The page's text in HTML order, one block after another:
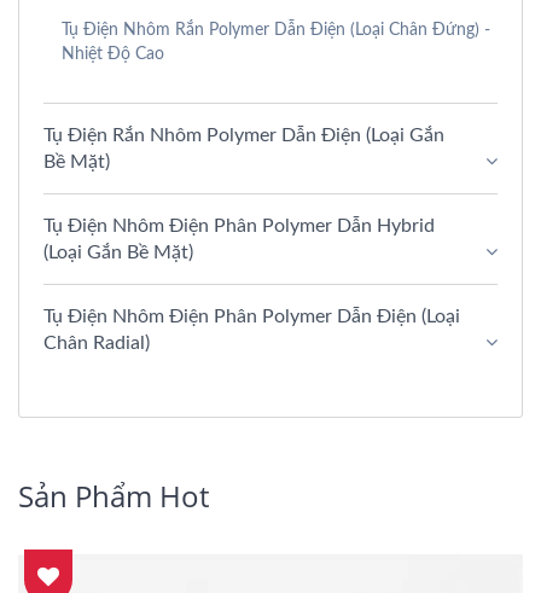
Tụ Điện Nhôm Rắn Polymer Dẫn Điện (Loại Chân Đứng) -
Nhiệt Độ Cao
Tụ Điện Rắn Nhôm Polymer Dẫn Điện (Loại Gắn
Bề Mặt)
Tụ Điện Nhôm Điện Phân Polymer Dẫn Hybrid
(Loại Gắn Bề Mặt)
Tụ Điện Nhôm Điện Phân Polymer Dẫn Điện (Loại
Chân Radial)
Sản Phẩm Hot